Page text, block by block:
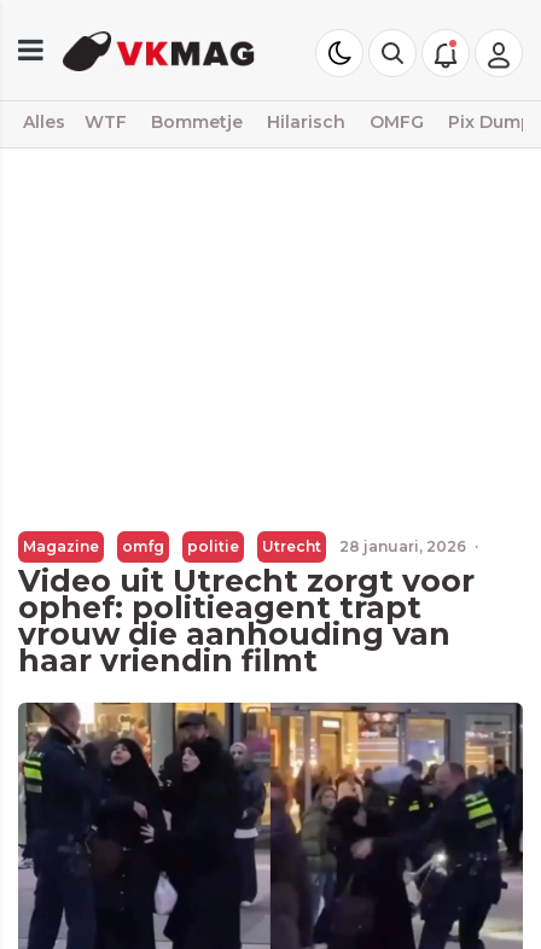
Alles WTF Bommetje Hilarisch OMFG Pix Dump
Magazine omfg politie Utrecht 28 januari, 2026 ·
Video uit Utrecht zorgt voor
ophef: politieagent trapt
vrouw die aanhouding van
haar vriendin filmt